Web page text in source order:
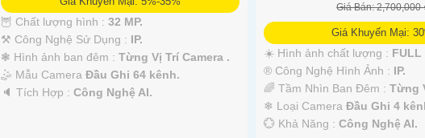
🦉 Chất lượng hình :32 MP.
⚒ Công Nghệ Sử Dụng : IP.
❃ Hình ảnh ban đêm :Từng Vị Trí Camera .
🤹 Mẫu CameraĐầu Ghi 64 kênh.
️🔈 Tích Hợp :Công Nghệ AI.
Giá Bán: 2,700,000
Giá Khuyến Mại:
☀️ Hình ảnh chất lượng : FULL
®️ Công Nghệ Hình Ảnh : IP.
🌈 Tầm Nhìn Ban Đêm : Từng
❄ Loại Camera Đầu Ghi 4
️💮 Khả Năng : Công Nghệ AI.